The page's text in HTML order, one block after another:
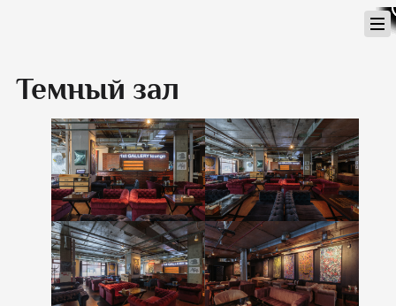
Темный зал